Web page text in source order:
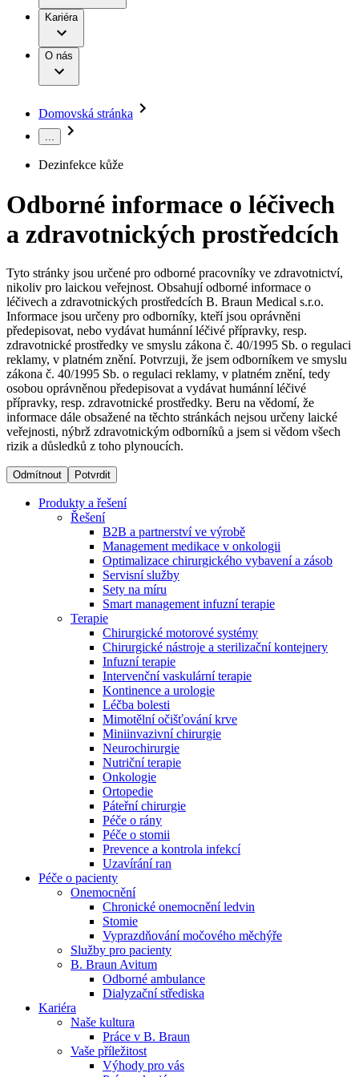
Léčba bolesti
Mimotělní očišťování krve
Nutriční terapie
Onkologie
Páteřní chirurgie
Péče o rány
Péče o stomii
Prevence a kontrola infekcí
Řešení
Terapie
Produktový katalog​
Objevte naše produkty. Navštivte produktový katalog B.
Braun s našim kompletním produktovým portfoliem.
Onemocnění
B. Braun Avitum
Dialyzační střediska​
B. Braun Avitum poskytuje kvalitní dialyzační péči ve všech
svých střediscích v České republice. Více informací se
dozvíte na stránkách jednotlivých středisek.
Odborné ambulance
Naše specializované ambulance jsou tu pro vás. Zvolte
specializaci a město, které potřebujete, a objednejte se do naší
ambulance.
Práce a kariéra
Naše kultura
Vaše příležitost​
Nabídky pracovních míst
Objevte své kariérní příležitosti ​v B. Braun. Vyhledejte náš trh
práce​ pro zajímavé pozice.​
Odpovědnost
Média
Kontaktní formulář
Registrace k odběru newsletteru
Společnost
Odpovědnost
Média
Kontakt
Zůstaňte v dialogu s B. Braun. ​Kontaktujte nás.​
Kariéra
O nás
Domovská stránka
...
Dezinfekce kůže
Odborné informace o léčivech
a zdravotnických prostředcích
Tyto stránky jsou určené pro odborné pracovníky ve zdravotnictví,
nikoliv pro laickou veřejnost. Obsahují odborné informace o
léčivech a zdravotnických prostředcích B. Braun Medical s.r.o.
Informace jsou určeny pro odborníky, kteří jsou oprávněni
předepisovat, nebo vydávat humánní léčivé přípravky, resp.
zdravotnické prostředky ve smyslu zákona č. 40/1995 Sb. o regulaci
reklamy, v platném znění. Potvrzuji, že jsem odborníkem ve smyslu
zákona č. 40/1995 Sb. o regulaci reklamy, v platném znění, tedy
osobou oprávněnou předepisovat a vydávat humánní léčivé
přípravky, resp. zdravotnické prostředky. Beru na vědomí, že
informace dále obsažené na těchto stránkách nejsou určeny laické
veřejnosti, nýbrž zdravotnickým odborníků a jsem si vědom všech
rizik a důsledků z toho plynoucích.
Odmítnout Potvrdit
Produkty a řešení
Řešení
B2B a partnerství ve výrobě
Management medikace v onkologii
Optimalizace chirurgického vybavení a zásob
Servisní služby
Sety na míru
Smart management infuzní terapie​
Terapie
Chirurgické motorové systémy
Chirurgické nástroje a sterilizační kontejnery
Infuzní terapie
Intervenční vaskulární terapie
Kontinence a urologie
Léčba bolesti
Mimotělní očišťování krve
Miniinvazivní chirurgie
Neurochirurgie
Nutriční terapie
Onkologie
Ortopedie
Páteřní chirurgie
Péče o rány
Péče o stomii
Prevence a kontrola infekcí
Uzavírání ran
Péče o pacienty
Onemocnění
Chronické onemocnění ledvin
Stomie
Vyprazdňování močového měchýře
Služby pro pacienty
B. Braun Avitum
Odborné ambulance
Dialyzační střediska
Kariéra
Naše kultura
Práce v B. Braun
Vaše příležitost​
Výhody pro vás